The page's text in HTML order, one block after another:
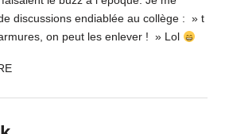
discussions endiablée au collège : » t
on peut les enlever ! » Lol